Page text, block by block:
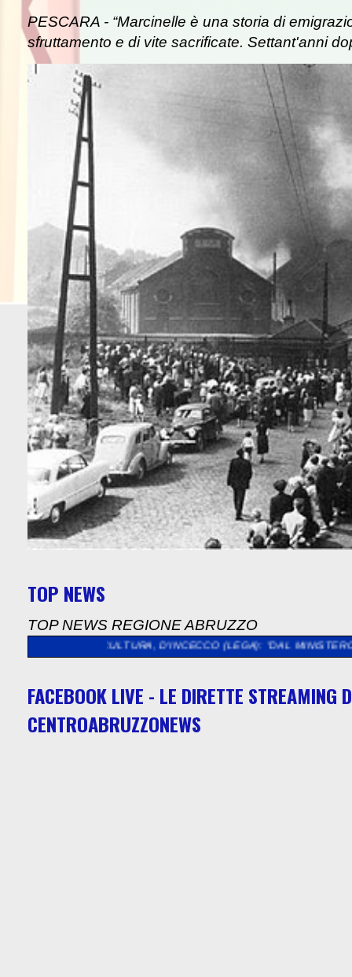
PESCARA - “Marcinelle è una storia di
sfruttamento e di vite sacrificate. Settant'anni
TOP NEWS
TOP NEWS REGIONE ABRUZZO
CULTURA, D'INCECCO (LEGA): "DAL MINISTERO QUASI 5
FACEBOOK LIVE - LE DIRETTE STREAMING
CENTROABRUZZONEWS